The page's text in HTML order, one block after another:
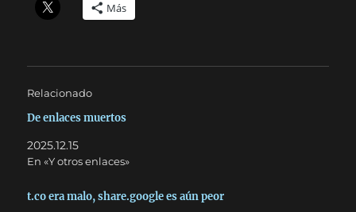
Más
Relacionado
De enlaces muertos
2025.12.15
En «Y otros enlaces»
t.co era malo, share.google es aún peor